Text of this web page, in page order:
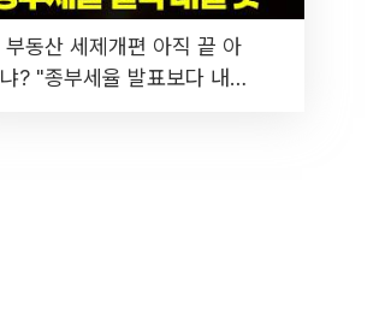
부동산 세제개편 아직 끝 아
냐? "종부세율 발표보다 내릴